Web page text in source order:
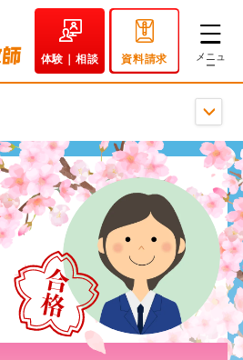
体験｜相談 資料請求